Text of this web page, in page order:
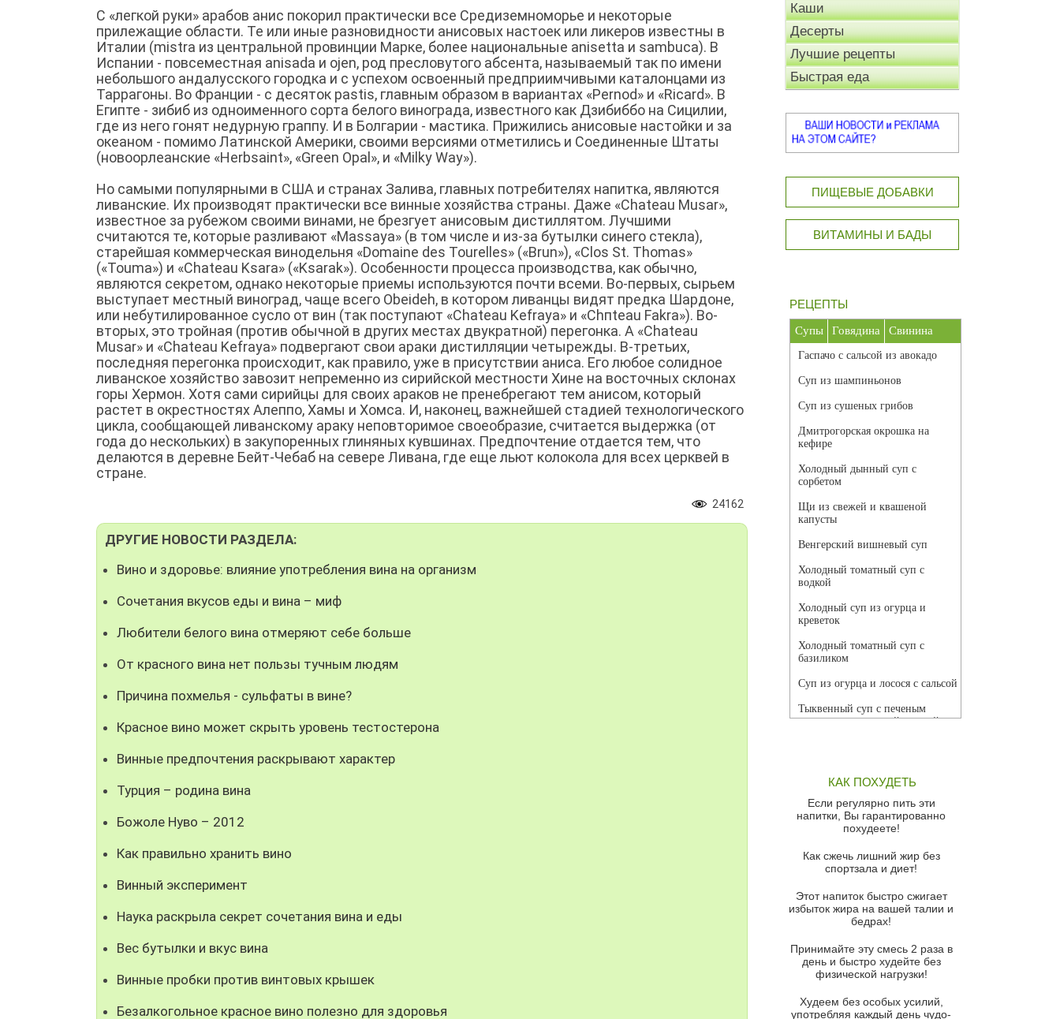
С «легкой руки» арабов анис покорил практически все Средиземноморье и некоторые
прилежащие области. Те или иные разновидности анисовых настоек или ликеров известны в
Италии (mistrа из центральной провинции Марке, более национальные anisetta и sambuca). В
Испании - повсеместная anisada и ojen, род пресловутого абсента, называемый так по имени
небольшого андалусского городка и с успехом освоенный предприимчивыми каталонцами из
Таррагоны. Во Франции - с десяток pastis, главным образом в вариантах «Pernod» и «Ricard». В
Египте - зибиб из одноименного сорта белого винограда, известного как Дзибиббо на Сицилии,
где из него гонят недурную граппу. И в Болгарии - мастика. Прижились анисовые настойки и за
океаном - помимо Латинской Америки, своими версиями отметились и Соединенные Штаты
(новоорлеанские «Herbsaint», «Green Opal», и «Milky Way»).
Но самыми популярными в США и странах Залива, главных потребителях напитка, являются
ливанские. Их производят практически все винные хозяйства страны. Даже «Chаteau Musar»,
известное за рубежом своими винами, не брезгует анисовым дистиллятом. Лучшими
считаются те, которые разливают «Massaya» (в том числе и из-за бутылки синего стекла),
старейшая коммерческая винодельня «Domaine des Tourelles» («Brun»), «Clos St. Thomas»
(«Touma») и «Chаteau Ksara» («Ksarak»). Особенности процесса производства, как обычно,
являются секретом, однако некоторые приемы используются почти всеми. Во-первых, сырьем
выступает местный виноград, чаще всего Obeideh, в котором ливанцы видят предка Шардоне,
или небутилированное сусло от вин (так поступают «Chаteau Kefraya» и «Chпteau Fakra»). Во-
вторых, это тройная (против обычной в других местах двукратной) перегонка. А «Chаteau
Musar» и «Chаteau Kefraya» подвергают свои араки дистилляции четырежды. В-третьих,
последняя перегонка происходит, как правило, уже в присутствии аниса. Его любое солидное
ливанское хозяйство завозит непременно из сирийской местности Хине на восточных склонах
горы Хермон. Хотя сами сирийцы для своих араков не пренебрегают тем анисом, который
растет в окрестностях Алеппо, Хамы и Хомса. И, наконец, важнейшей стадией технологического
цикла, сообщающей ливанскому араку неповторимое своеобразие, считается выдержка (от
года до нескольких) в закупоренных глиняных кувшинах. Предпочтение отдается тем, что
делаются в деревне Бейт-Чебаб на севере Ливана, где еще льют колокола для всех церквей в
стране.
24162
ДРУГИЕ НОВОСТИ РАЗДЕЛА:
Вино и здоровье: влияние употребления вина на организм
Сочетания вкусов еды и вина – миф
Любители белого вина отмеряют себе больше
От красного вина нет пользы тучным людям
Причина похмелья - сульфаты в вине?
Красное вино может скрыть уровень тестостерона
Винные предпочтения раскрывают характер
Турция – родина вина
Божоле Нуво – 2012
Как правильно хранить вино
Винный эксперимент
Наука раскрыла секрет сочетания вина и еды
Вес бутылки и вкус вина
Винные пробки против винтовых крышек
Безалкогольное красное вино полезно для здоровья
Каши
Десерты
Лучшие рецепты
Быстрая еда
ПИЩЕВЫЕ ДОБАВКИ
ВИТАМИНЫ И БАДЫ
РЕЦЕПТЫ
Супы Говядина Свинина
Гаспачо с сальсой из авокадо
Суп из шампиньонов
Суп из сушеных грибов
Дмитрогорская окрошка на
кефире
Холодный дынный суп с
сорбетом
Щи из свежей и квашеной
капусты
Венгерский вишневый суп
Холодный томатный суп с
водкой
Холодный суп из огурца и
креветок
Холодный томатный суп с
базиликом
Суп из огурца и лосося с сальсой
Тыквенный суп с печеным
чесноком и томатной сальсой
красного перца
Парижский луковый суп
Суп из спаржи и горошка с
Суп-крем из цветной капусты
Французский луковый суп
Суп из баклажанов с моцареллой
Грибной крем-суп с кростини с
козьим сыром
Суп мисо с зеленым луком и
тофу
КАК ПОХУДЕТЬ
Если регулярно пить эти
напитки, Вы гарантированно
похудеете!
Как сжечь лишний жир без
спортзала и диет!
Этот напиток быстро сжигает
избыток жира на вашей талии и
бедрах!
Принимайте эту смесь 2 раза в
день и быстро худейте без
физической нагрузки!
Худеем без особых усилий,
употребляя каждый день чудо-